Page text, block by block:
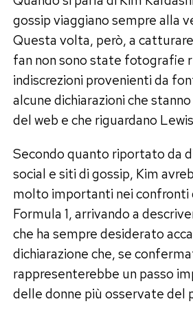
gossip viaggiano sempre alla
Questa volta, però, a
fan non sono state fotografie
indiscrezioni provenienti da
alcune dichiarazioni che
del web e che riguardano
Secondo quanto riportato da
social e siti di gossip, Kim
molto importanti nei confronti
Formula 1, arrivando a
che ha sempre desiderato
dichiarazione che, se
rappresenterebbe un passo
delle donne più osservate del